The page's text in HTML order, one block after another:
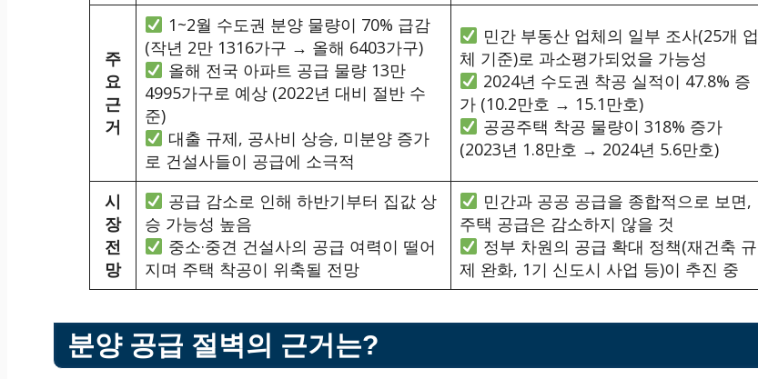
주
요
근
거
1~2월 수도권 분양 물량이 70% 급감
(작년 2만 1316가구 → 올해 6403가구)
올해 전국 아파트 공급 물량 13만
4995가구로 예상 (2022년 대비 절반 수
준)
대출 규제, 공사비 상승, 미분양 증가
로 건설사들이 공급에 소극적
민간 부동산 업체의 일부 조사(25개 업
체 기준)로 과소평가되었을 가능성
2024년 수도권 착공 실적이 47.8% 증
가 (10.2만호 → 15.1만호)
공공주택 착공 물량이 318% 증가
(2023년 1.8만호 → 2024년 5.6만호)
시
장
전
망
공급 감소로 인해 하반기부터 집값 상
승 가능성 높음
중소·중견 건설사의 공급 여력이 떨어
지며 주택 착공이 위축될 전망
민간과 공공 공급을 종합적으로 보면,
주택 공급은 감소하지 않을 것
정부 차원의 공급 확대 정책(재건축 규
제 완화, 1기 신도시 사업 등)이 추진 중
분양 공급 절벽의 근거는?